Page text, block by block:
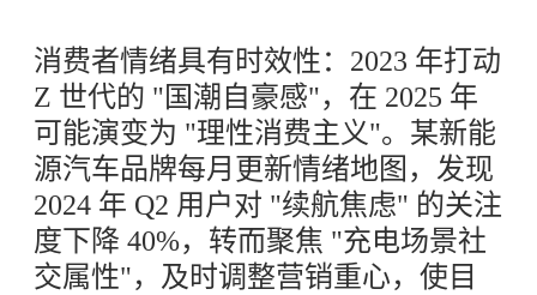
消费者情绪具有时效性：2023 年打动
Z 世代的 "国潮自豪感"，在 2025 年
可能演变为 "理性消费主义"。某新能
源汽车品牌每月更新情绪地图，发现
2024 年 Q2 用户对 "续航焦虑" 的关注
度下降 40%，转而聚焦 "充电场景社
交属性"，及时调整营销重心，使目